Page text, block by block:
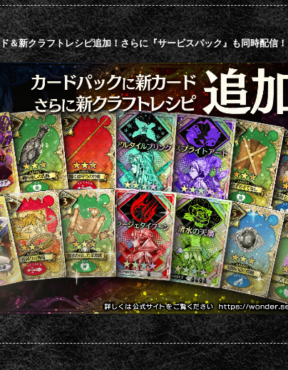
＆新クラフトレシピ追加！さらに『サービスパック』も同時配信！